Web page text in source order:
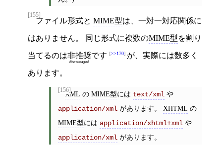
[155]
ファイル形式と MIME型は、一対一対応関係に
はありません。 同じ形式に複数のMIME型を割り
当てるのは非推奨
discouraged
です >>170 が、実際には数多く
あります。
[156]XML の MIME型には text/xmlや
application/xmlがあります。 XHTML の
MIME型には application/xhtml+xmlや
application/xmlがあります。